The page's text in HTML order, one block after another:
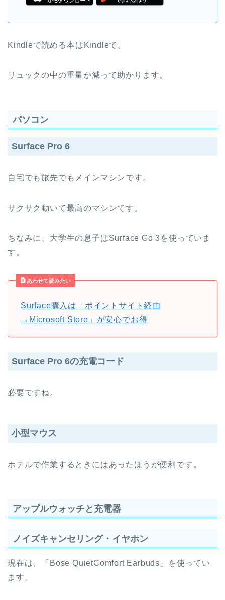
Kindleで読める本はKindleで。
リュックの中の重量が減って助かります。
パソコン
Surface Pro 6
自宅でも旅先でもメインマシンです。
サクサク動いて最高のマシンです。
ちなみに、大学生の息子はSurface Go 3を使っていま
す。
あわせて読みたい
Surface購入は「ポイントサイト経由
→Microsoft Store」が安心でお得
Surface Pro 6の充電コード
必要ですね。
小型マウス
ホテルで作業するときにはあったほうが便利です。
アップルウォッチと充電器
ノイズキャンセリング・イヤホン
現在は、「Bose QuietComfort Earbuds」を使ってい
ます。